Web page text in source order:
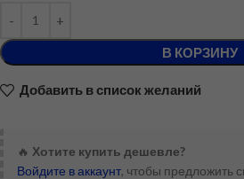
В КОРЗИНУ
Добавить в список желаний
🔥 Хотите купить дешевле?
Войдите в аккаунт, чтобы предложить